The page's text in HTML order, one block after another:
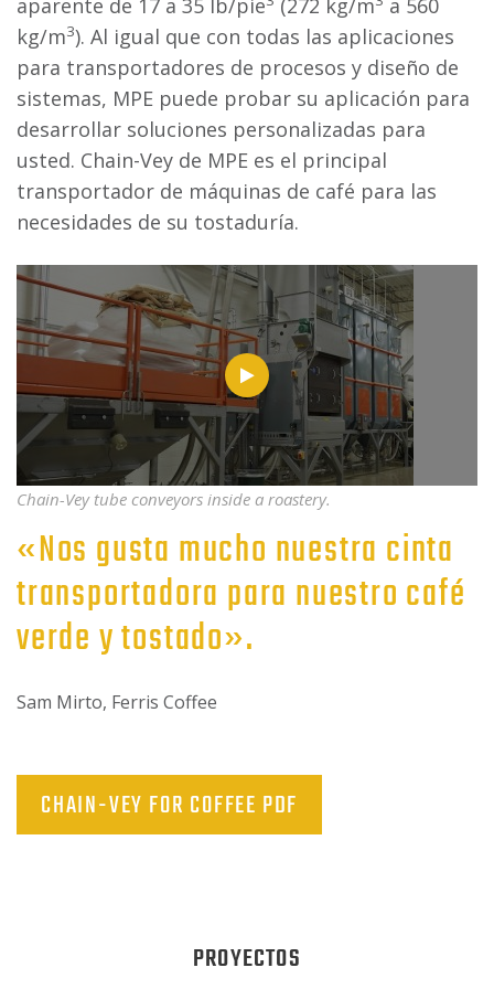
aparente de 17 a 35 lb/pie (272 kg/m
a 560
kg/m3). Al igual que con todas las aplicaciones
para transportadores de procesos y diseño de
sistemas, MPE puede probar su aplicación para
desarrollar soluciones personalizadas para
usted. Chain-Vey de MPE es el principal
transportador de máquinas de café para las
necesidades de su tostaduría.
Chain-Vey tube conveyors inside a roastery.
«Nos gusta mucho nuestra cinta
transportadora para nuestro café
verde y tostado».
Sam Mirto, Ferris Coffee
CHAIN-VEY FOR COFFEE PDF
PROYECTOS